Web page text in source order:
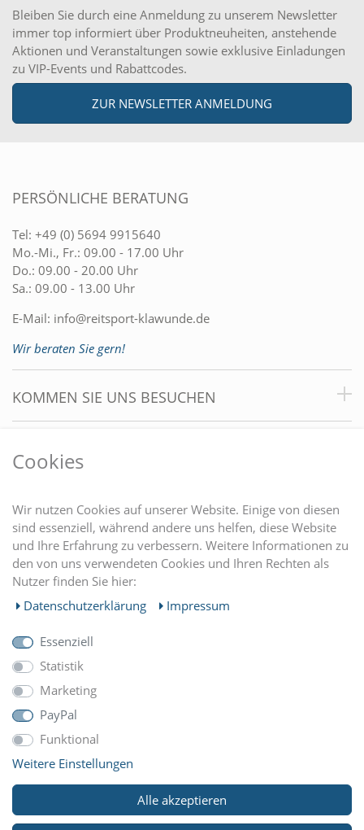
Bleiben Sie durch eine Anmeldung zu unserem Newsletter
immer top informiert über Produktneuheiten, anstehende
Aktionen und Veranstaltungen sowie exklusive Einladungen
zu VIP-Events und Rabattcodes.
ZUR NEWSLETTER ANMELDUNG
PERSÖNLICHE BERATUNG
Tel: +49 (0) 5694 9915640
Mo.-Mi., Fr.: 09.00 - 17.00 Uhr
Do.: 09.00 - 20.00 Uhr
Sa.: 09.00 - 13.00 Uhr
E-Mail: info@reitsport-klawunde.de
Wir beraten Sie gern!
KOMMEN SIE UNS BESUCHEN
EINKAUFEN
MEIN KONTO
UNTERNEHMEN
ZAHLUNGARTEN
WIR VERSCHICKEN MIT
Cookies
Wir nutzen Cookies auf unserer Website. Einige von diesen
sind essenziell, während andere uns helfen, diese Website
und Ihre Erfahrung zu verbessern. Weitere Informationen zu
den von uns verwendeten Cookies und Ihren Rechten als
Nutzer finden Sie hier:
Daten­schutz­erklärung
Impressum
Essenziell
Statistik
Marketing
PayPal
Funktional
Weitere Einstellungen
Alle akzeptieren